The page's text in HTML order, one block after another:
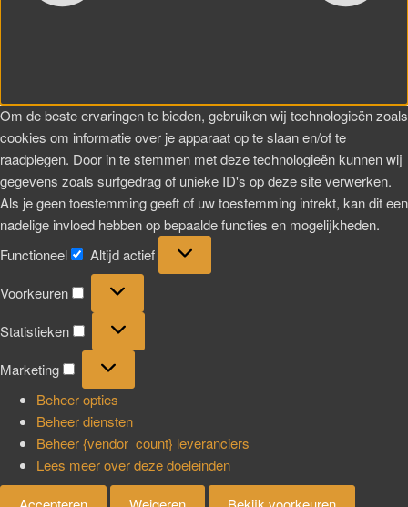
Om de beste ervaringen te bieden, gebruiken wij technologieën zoals
cookies om informatie over je apparaat op te slaan en/of te
raadplegen. Door in te stemmen met deze technologieën kunnen wij
gegevens zoals surfgedrag of unieke ID's op deze site verwerken.
Als je geen toestemming geeft of uw toestemming intrekt, kan dit een
nadelige invloed hebben op bepaalde functies en mogelijkheden.
Functioneel
Altijd actief
Voorkeuren
Statistieken
Marketing
Beheer opties
Beheer diensten
Beheer {vendor_count} leveranciers
Lees meer over deze doeleinden